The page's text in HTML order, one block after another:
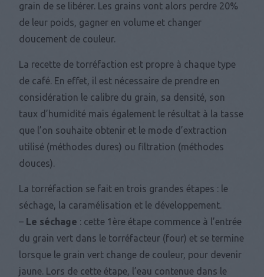
grain de se libérer. Les grains vont alors perdre 20%
de leur poids, gagner en volume et changer
doucement de couleur.
La recette de torréfaction est propre à chaque type
de café. En effet, il est nécessaire de prendre en
considération le calibre du grain, sa densité, son
taux d’humidité mais également le résultat à la tasse
que l’on souhaite obtenir et le mode d’extraction
utilisé (méthodes dures) ou filtration (méthodes
douces).
La torréfaction se fait en trois grandes étapes : le
séchage, la caramélisation et le développement.
– Le séchage : cette 1ère étape commence à l’entrée
du grain vert dans le torréfacteur (four) et se termine
lorsque le grain vert change de couleur, pour devenir
jaune. Lors de cette étape, l’eau contenue dans le